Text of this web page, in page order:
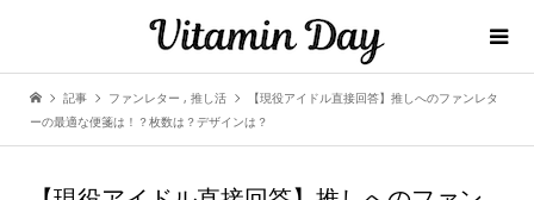
記事 ファンレター , 推し活
【現役アイドル直接回答】推しへのファンレタ
ーの最適な便箋は！？枚数は？デザインは？